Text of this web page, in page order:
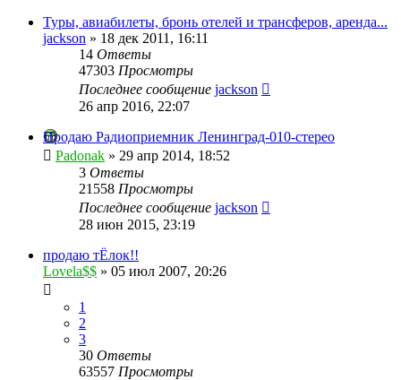
Туры, авиабилеты, бронь отелей и трансферов, аренда...
jackson » 18 дек 2011, 16:11
14 Ответы
47303 Просмотры
Последнее сообщение jackson
26 апр 2016, 22:07
Продаю Радиоприемник Ленинград-010-стерео
Padonak » 29 апр 2014, 18:52
3 Ответы
21558 Просмотры
Последнее сообщение jackson
28 июн 2015, 23:19
продаю тЁлок!!
Lovela$$ » 05 июл 2007, 20:26
1
2
3
30 Ответы
63557 Просмотры